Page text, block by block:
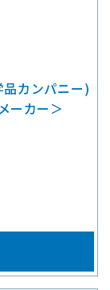
品カンパニー)
ーカー＞